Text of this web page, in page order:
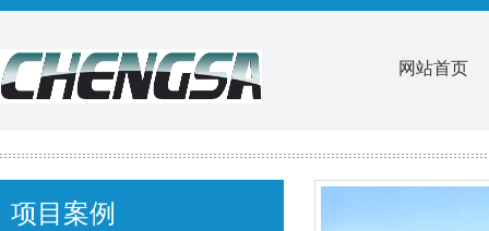
网站首页
项目案例